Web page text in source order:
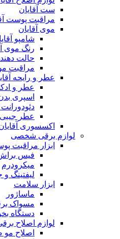
ست آقایان
مراقبت پوست
موی آقایان
شامپو
رنگ موی
حالت
مراقبت
عطر و رایحه
عطر و
اسپری
دئودورانت
عطر جیبی
اکسسوری
لوازم برقی شخصی
ابزار مراقبت
فیس
میکرودرم
لیفتینگ
ابزار سلامت
ماساژور
مسواک
دستگاه
لوازم اصلاح
اصلاح